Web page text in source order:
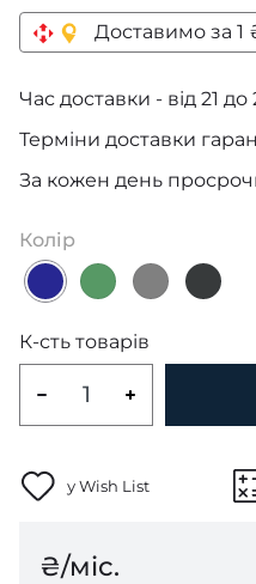
Доставимо за 1
Час доставки - від 21 до
Терміни доставки
За кожен день
Колір
К-сть товарів
у Wish List
₴/міс.